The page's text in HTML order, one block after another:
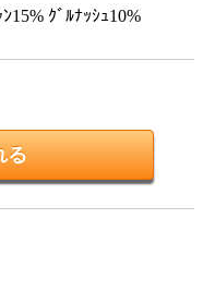
15% ｸﾞﾙﾅｯｼｭ10%